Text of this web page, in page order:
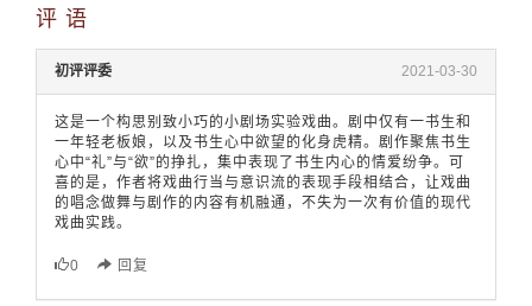
评 语
初评评委 2021-03-30
这是一个构思别致小巧的小剧场实验戏曲。剧中仅有一书生和
一年轻老板娘，以及书生心中欲望的化身虎精。剧作聚焦书生
心中“礼”与“欲”的挣扎，集中表现了书生内心的情爱纷争。可
喜的是，作者将戏曲行当与意识流的表现手段相结合，让戏曲
的唱念做舞与剧作的内容有机融通，不失为一次有价值的现代
戏曲实践。
0 回复